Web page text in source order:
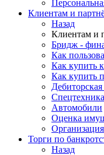
Клиентам и
Назад
Клиентам и
Бридж -
Как
Как купить
Как купить
Автомобили
Оценка
Торги по
Назад